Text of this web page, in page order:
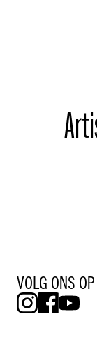
VOLG ONS OP